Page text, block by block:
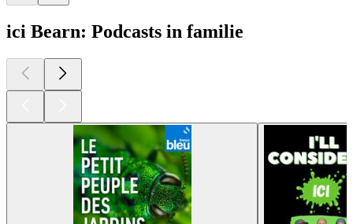
ici Bearn: Podcasts in familie